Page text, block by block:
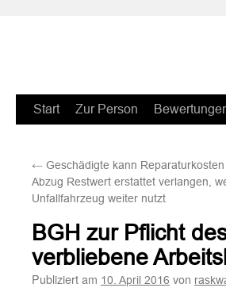
Zum
springen
Start Zur Person
← Geschädigte kann
Abzug Restwert erstattet verlangen,
Unfallfahrzeug weiter nutzt
BGH zur Pflicht
verbliebene
Publiziert am 10. April 2016 von